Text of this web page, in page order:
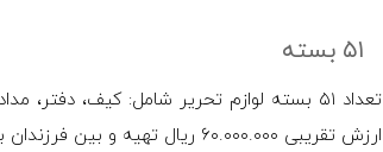
۵۱ بسته
تعداد ۵۱ بسته لوازم تحریر شامل: کیف،
ارزش تقریبی ۶۰.۰۰۰.۰۰۰ ریال تهیه و بین فرزندان بیماران مبتلا به سرطان این خیریه توزیع شد